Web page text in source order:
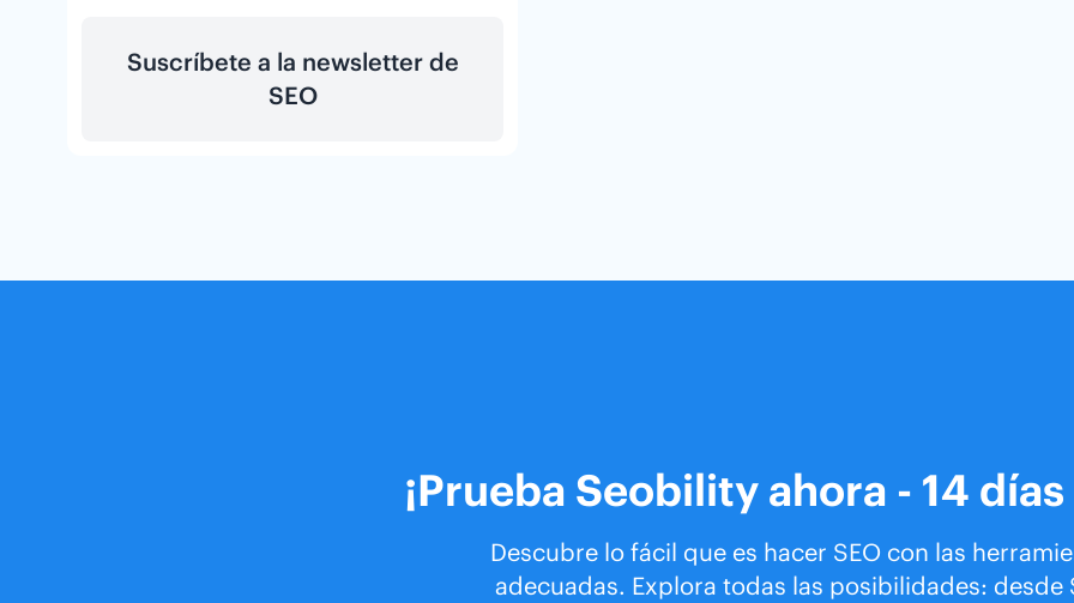
Suscríbete a la newsletter de
SEO
¡Prueba Seobility ahora - 14
Descubre lo fácil que es hacer SEO con las
adecuadas. Explora todas las posibilidades: desde